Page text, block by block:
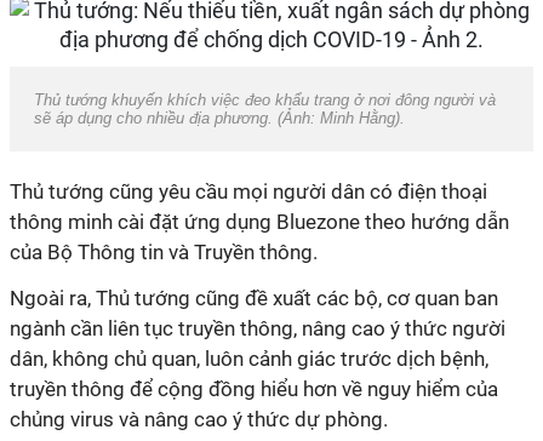
Thủ tướng khuyến khích việc đeo khẩu trang ở nơi đông người và
sẽ áp dụng cho nhiều địa phương. (Ảnh: Minh Hằng).
Thủ tướng cũng yêu cầu mọi người dân có điện thoại
thông minh cài đặt ứng dụng Bluezone theo hướng dẫn
của Bộ Thông tin và Truyền thông.
Ngoài ra, Thủ tướng cũng đề xuất các bộ, cơ quan ban
ngành cần liên tục truyền thông, nâng cao ý thức người
dân, không chủ quan, luôn cảnh giác trước dịch bệnh,
truyền thông để cộng đồng hiểu hơn về nguy hiểm của
chủng virus và nâng cao ý thức dự phòng.